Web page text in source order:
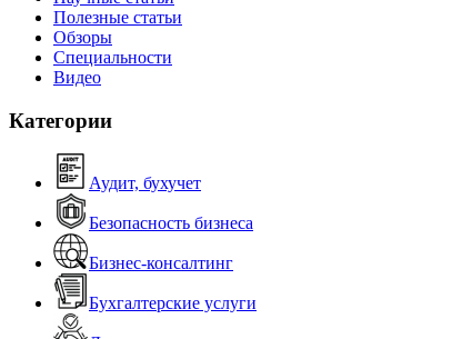
Полезные статьи
Обзоры
Специальности
Видео
Категории
Аудит, бухучет
Безопасность бизнеса
Бизнес-консалтинг
Бухгалтерские услуги